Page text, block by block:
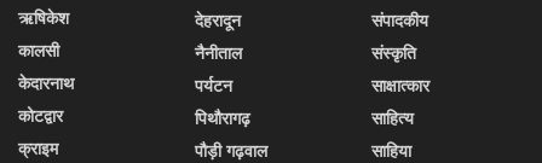
ऋषिकेश
कालसी
केदारनाथ
कोटद्वार
क्राइम
देहरादून
नैनीताल
पर्यटन
पिथौरागढ़
पौड़ी गढ़वाल
संपादकीय
संस्कृति
साक्षात्कार
साहित्य
साहिया